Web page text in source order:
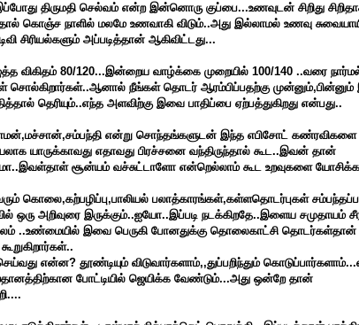
திருமதி செல்வம் என்ற இன்னொரு குப்பை...உணவுடன் சிறிது
கொஞ்ச நாளில் மலமே உணவாகி விடும்..அது இல்லாமல் உணவு
சிரியல்களும் அப்படித்தான் ஆகிவிட்டது...
விகிதம் 80/120...இன்றைய வாழ்க்கை முறையில் 100/140 ..வரை
சொல்கிறார்கள்..ஆனால் நீங்கள் தொடர் ஆரம்பிப்பதற்கு
தெரியும்..எந்த அளவிற்கு இவை பாதிப்பை ஏற்பத்துகிறது என்பது..
என்று சொந்தங்களுடன் இந்த எபிசோட் கண்ரவிகளை
யாருக்காவது எதாவது பிரச்சனை வந்திருந்தால் கூட..இவன் தான்
சூன்யம் வச்சுட்டாளோ என்றெல்லாம் கூட உறவுகளை
கொலை,கற்பழிப்பு,பாலியல் பலாத்காரங்கள்,கள்ளதொடர்புகள்
ஒரு அறிவுரை இருக்கும்..ஐயோ..இப்படி நடக்கிறதே..இளைய சமுதாயம்
..உண்மையில் இவை பெருகி போனதுக்கு தொலைகாட்சி
என்ன? தூண்டியும் விடுவார்களாம்,,துப்பறிந்தும்
போட்டியில் ஜெயிக்க வேண்டும்...அது ஒன்றே தான்